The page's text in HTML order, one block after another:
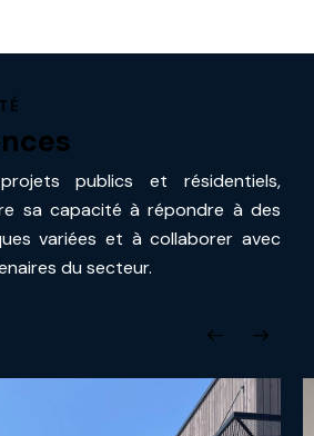
publics et résidentiels,
sa capacité à répondre à des
variées et à collaborer avec
du secteur.